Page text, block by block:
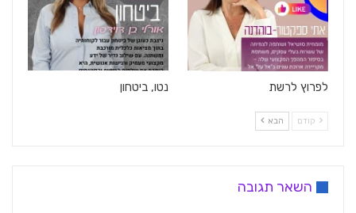
לפרוץ לרשת נטו, ביטחון
קודם הבא
השאר תגובה